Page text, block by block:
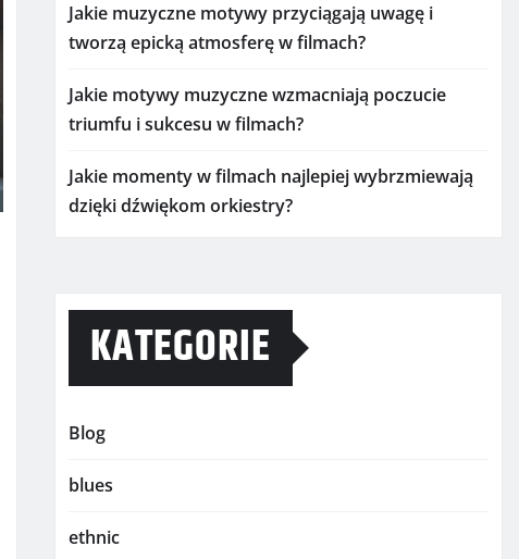
Jakie muzyczne motywy przyciągają uwagę i
tworzą epicką atmosferę w filmach?
Jakie motywy muzyczne wzmacniają poczucie
triumfu i sukcesu w filmach?
Jakie momenty w filmach najlepiej wybrzmiewają
dzięki dźwiękom orkiestry?
KATEGORIE
Blog
blues
ethnic